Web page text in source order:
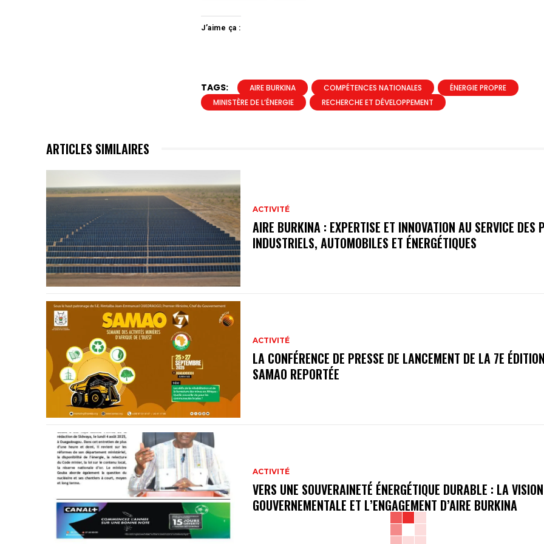
J’aime ça :
TAGS: AIRE BURKINA COMPÉTENCES NATIONALES
ÉNERGIE PROPRE
MINISTÈRE DE L’ÉNERGIE
RECHERCHE ET DÉVELOPPEMENT
ARTICLES SIMILAIRES
ACTIVITÉ
AIRE BURKINA : EXPERTISE ET INNOVATION AU SERVICE DES
INDUSTRIELS, AUTOMOBILES ET ÉNERGÉTIQUES
ACTIVITÉ
LA CONFÉRENCE DE PRESSE DE LANCEMENT DE LA 7E
SAMAO REPORTÉE
ACTIVITÉ
VERS UNE SOUVERAINETÉ ÉNERGÉTIQUE DURABLE : LA VISION
GOUVERNEMENTALE ET L’ENGAGEMENT D’AIRE BURKINA